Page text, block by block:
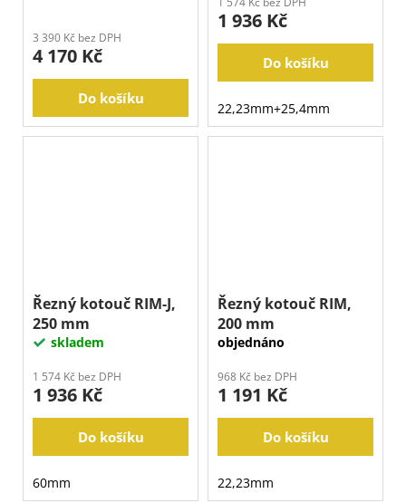
3 390 Kč bez DPH
4 170 Kč
Do košíku
1 936 Kč
Do košíku
22,23mm+25,4mm
Řezný kotouč RIM-J,
250 mm
skladem
1 574 Kč bez DPH
1 936 Kč
Do košíku
60mm
Řezný kotouč RIM,
200 mm
objednáno
968 Kč bez DPH
1 191 Kč
Do košíku
22,23mm